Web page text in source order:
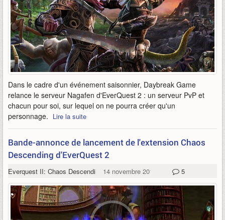
Dans le cadre d'un événement saisonnier, Daybreak Game
relance le serveur Nagafen d'EverQuest 2 : un serveur PvP et
chacun pour soi, sur lequel on ne pourra créer qu'un
personnage. Lire la suite
Bande-annonce de lancement de l'extension Chaos
Descending d'EverQuest 2
Everquest II: Chaos Descending 14 novembre 2018 5